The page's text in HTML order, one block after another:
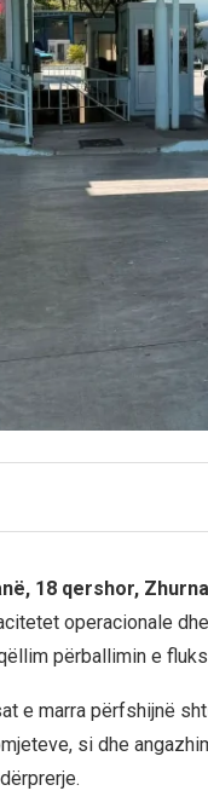
18 qershor,
operacionale
përballimin e
e marra përfshijnë
si dhe